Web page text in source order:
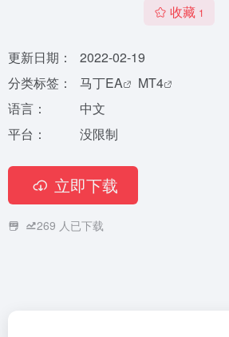
收藏 1
更新日期：
2022-02-19
分类标签：
马丁EA
MT4
语言：
中文
平台：
没限制
立即下载
269 人已下载